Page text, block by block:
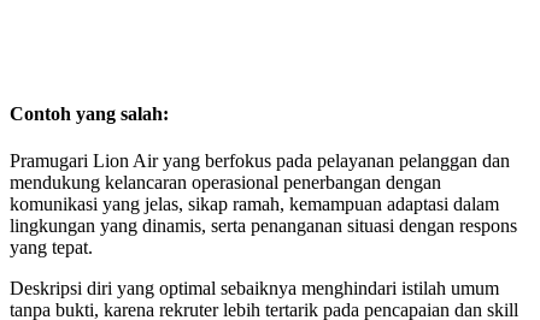
Contoh yang salah:
Pramugari Lion Air yang berfokus pada pelayanan pelanggan dan
mendukung kelancaran operasional penerbangan dengan
komunikasi yang jelas, sikap ramah, kemampuan adaptasi dalam
lingkungan yang dinamis, serta penanganan situasi dengan respons
yang tepat.
Deskripsi diri yang optimal sebaiknya menghindari istilah umum
tanpa bukti, karena rekruter lebih tertarik pada pencapaian dan skill